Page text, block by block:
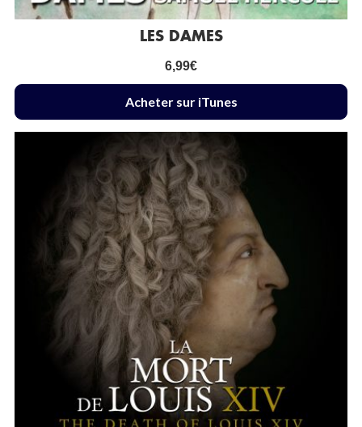
LES DAMES
6,99€
Acheter sur iTunes